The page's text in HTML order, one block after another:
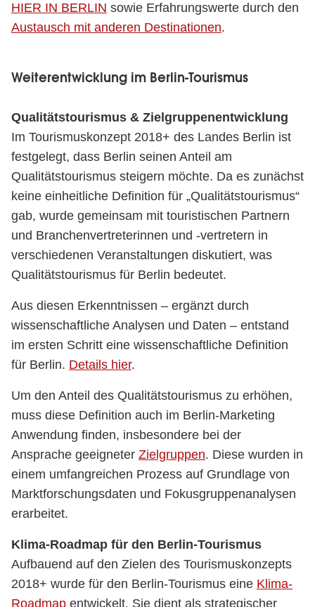
HIER IN BERLIN sowie Erfahrungswerte durch den
Austausch mit anderen Destinationen.
Weiterentwicklung im Berlin-Tourismus
Qualitätstourismus & Zielgruppenentwicklung
Im Tourismuskonzept 2018+ des Landes Berlin ist
festgelegt, dass Berlin seinen Anteil am
Qualitätstourismus steigern möchte. Da es zunächst
keine einheitliche Definition für „Qualitätstourismus“
gab, wurde gemeinsam mit touristischen Partnern
und Branchenvertreterinnen und -vertretern in
verschiedenen Veranstaltungen diskutiert, was
Qualitätstourismus für Berlin bedeutet.
Aus diesen Erkenntnissen – ergänzt durch
wissenschaftliche Analysen und Daten – entstand
im ersten Schritt eine wissenschaftliche Definition
für Berlin. Details hier.
Um den Anteil des Qualitätstourismus zu erhöhen,
muss diese Definition auch im Berlin-Marketing
Anwendung finden, insbesondere bei der
Ansprache geeigneter Zielgruppen. Diese wurden in
einem umfangreichen Prozess auf Grundlage von
Marktforschungsdaten und Fokusgruppenanalysen
erarbeitet.
Klima-Roadmap für den Berlin-Tourismus
Aufbauend auf den Zielen des Tourismuskonzepts
2018+ wurde für den Berlin-Tourismus eine Klima-
Roadmap entwickelt. Sie dient als strategischer